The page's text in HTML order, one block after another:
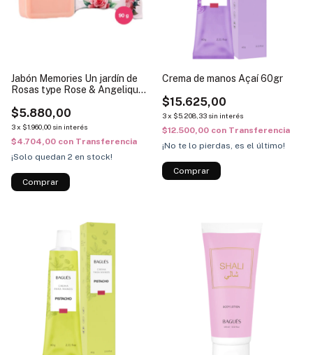
Jabón Memories Un jardín de
Rosas type Rose & Angelique
$5.880,00
3x $1.960,00 sin interés
$4.704,00 con Transferencia
¡Solo quedan 2 en stock!
Crema de manos Açaí 60gr
$15.625,00
3x $5.208,33 sin interés
$12.500,00 con Transferencia
¡No te lo pierdas, es el último!